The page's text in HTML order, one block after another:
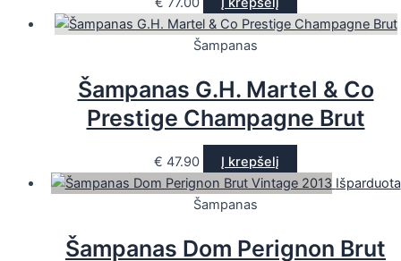
Šampanas
Šampanas G.H. Martel & Co
Prestige Champagne Brut
€ 47.90
Į krepšelį
Išparduota
Šampanas
Šampanas Dom Perignon Brut